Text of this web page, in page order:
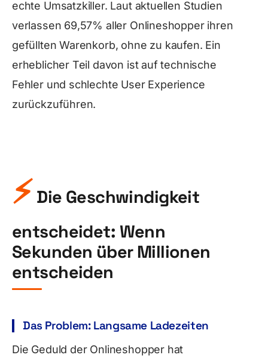
echte Umsatzkiller. Laut aktuellen Studien
verlassen 69,57% aller Onlineshopper ihren
gefüllten Warenkorb, ohne zu kaufen. Ein
erheblicher Teil davon ist auf technische
Fehler und schlechte User Experience
zurückzuführen.
⚡Die Geschwindigkeit
entscheidet: Wenn
Sekunden über Millionen
entscheiden
Das Problem: Langsame Ladezeiten
Die Geduld der Onlineshopper hat